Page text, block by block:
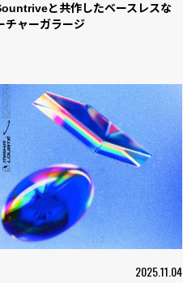
と共作したベースレスな
チャーガラージ
2025.11.04